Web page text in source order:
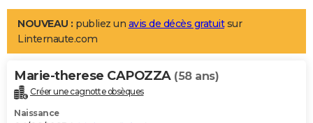
LIFESTYLE
Art de vivre
Bien-être
Loisirs
Mode
Modes de vie
Alimentation
Guide de la santé
Maladies
Médicaments
Sommeil
VOYAGE
Destinations
City break
Voyage nature
Voyage de noces
Forum
Climat
+PHOTO
NOUVEAU : publiez un avis de décès gratuitsur
Linternaute.com
Marie-therese CAPOZZA (58 ans)
Créer une cagnotte obsèques
Naissance